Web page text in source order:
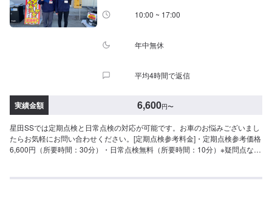
10:00 ~ 17:00
年中無休
平均4時間で返信
実績金額 6,600円〜
星田SSでは定期点検と日常点検の対応が可能です。お車のお悩みございまし
たらお気軽にお問い合わせください。[定期点検参考料金]・定期点検参考価格
6,600円（所要時間：30分）・日常点検無料（所要時間：10分）※疑問点など